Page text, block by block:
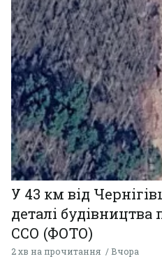
У 43 км від
деталі будівництва
ССО (ФОТО)
2 хв на прочитання Вчора